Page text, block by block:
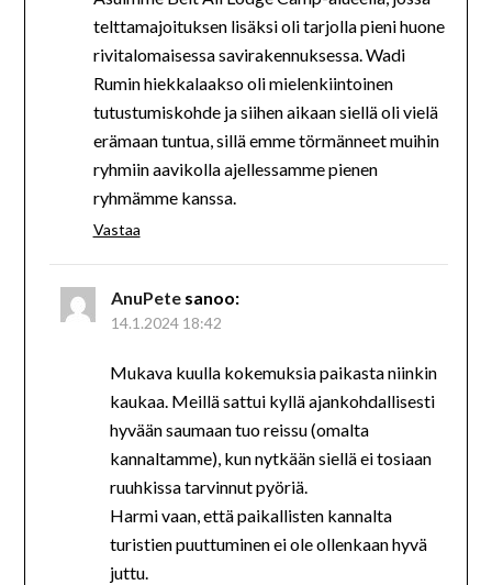
telttamajoituksen lisäksi oli tarjolla pieni huone
rivitalomaisessa savirakennuksessa. Wadi
Rumin hiekkalaakso oli mielenkiintoinen
tutustumiskohde ja siihen aikaan siellä oli vielä
erämaan tuntua, sillä emme törmänneet muihin
ryhmiin aavikolla ajellessamme pienen
ryhmämme kanssa.
Vastaa
AnuPete sanoo:
14.1.2024 18:42
Mukava kuulla kokemuksia paikasta niinkin
kaukaa. Meillä sattui kyllä ajankohdallisesti
hyvään saumaan tuo reissu (omalta
kannaltamme), kun nytkään siellä ei tosiaan
ruuhkissa tarvinnut pyöriä.
Harmi vaan, että paikallisten kannalta
turistien puuttuminen ei ole ollenkaan hyvä
juttu.